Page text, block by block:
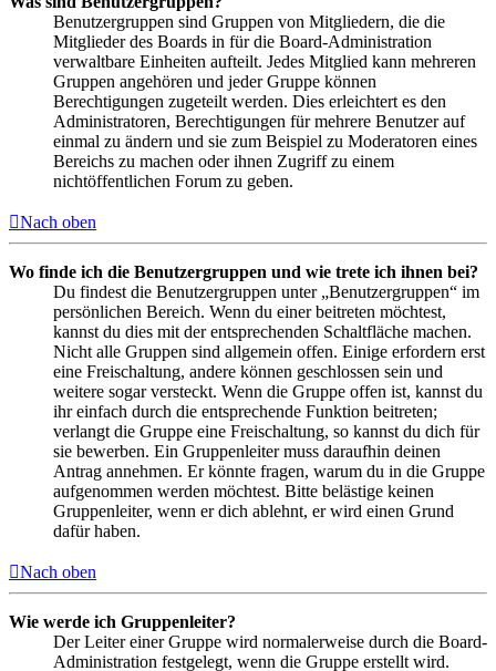
Benutzergruppen sind Gruppen von Mitgliedern, die die
Mitglieder des Boards in für die Board-Administration
verwaltbare Einheiten aufteilt. Jedes Mitglied kann mehreren
Gruppen angehören und jeder Gruppe können
Berechtigungen zugeteilt werden. Dies erleichtert es den
Administratoren, Berechtigungen für mehrere Benutzer auf
einmal zu ändern und sie zum Beispiel zu Moderatoren eines
Bereichs zu machen oder ihnen Zugriff zu einem
nichtöffentlichen Forum zu geben.
Nach oben
Wo finde ich die Benutzergruppen und wie trete ich ihnen bei?
Du findest die Benutzergruppen unter „Benutzergruppen“ im
persönlichen Bereich. Wenn du einer beitreten möchtest,
kannst du dies mit der entsprechenden Schaltfläche machen.
Nicht alle Gruppen sind allgemein offen. Einige erfordern erst
eine Freischaltung, andere können geschlossen sein und
weitere sogar versteckt. Wenn die Gruppe offen ist, kannst du
ihr einfach durch die entsprechende Funktion beitreten;
verlangt die Gruppe eine Freischaltung, so kannst du dich für
sie bewerben. Ein Gruppenleiter muss daraufhin deinen
Antrag annehmen. Er könnte fragen, warum du in die Gruppe
aufgenommen werden möchtest. Bitte belästige keinen
Gruppenleiter, wenn er dich ablehnt, er wird einen Grund
dafür haben.
Nach oben
Wie werde ich Gruppenleiter?
Der Leiter einer Gruppe wird normalerweise durch die Board-
Administration festgelegt, wenn die Gruppe erstellt wird.